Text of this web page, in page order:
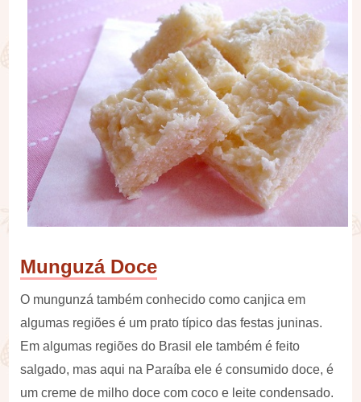
Munguzá Doce
O mungunzá também conhecido como canjica em
algumas regiões é um prato típico das festas juninas.
Em algumas regiões do Brasil ele também é feito
salgado, mas aqui na Paraíba ele é consumido doce, é
um creme de milho doce com coco e leite condensado.